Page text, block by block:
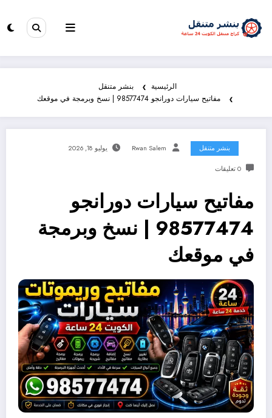
الرئيسية
بنشر متنقل
مفاتيح سيارات دورانجو 98577474 | نسخ وبرمجة في موقعك
بنشر متنقل Rwan Salem يوليو 18, 2026
0 تعليقات
مفاتيح سيارات دورانجو
98577474 | نسخ وبرمجة
في موقعك